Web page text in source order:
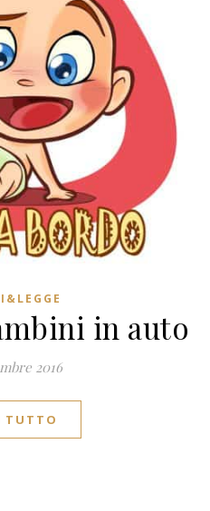
in auto
2016
TUTTO